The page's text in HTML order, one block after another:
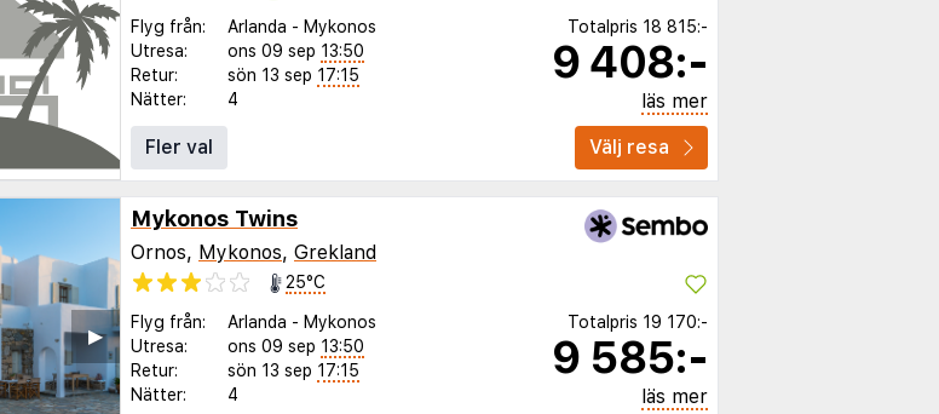
Flyg från: Arlanda - Mykonos
Utresa:
ons 09 sep 13:50
Retur:
sön 13 sep 17:15
Nätter:
4
Totalpris 18 815:-
9 408:-
läs mer
Fler val
Välj resa
▶︎
Mykonos Twins
Ornos, Mykonos, Grekland
25°C
Flyg från: Arlanda - Mykonos
Utresa:
ons 09 sep 13:50
Retur:
sön 13 sep 17:15
Nätter:
4
Totalpris 19 170:-
9 585:-
läs mer